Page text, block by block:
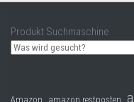
Produkt Suchmaschine
Amazon amazon restposten